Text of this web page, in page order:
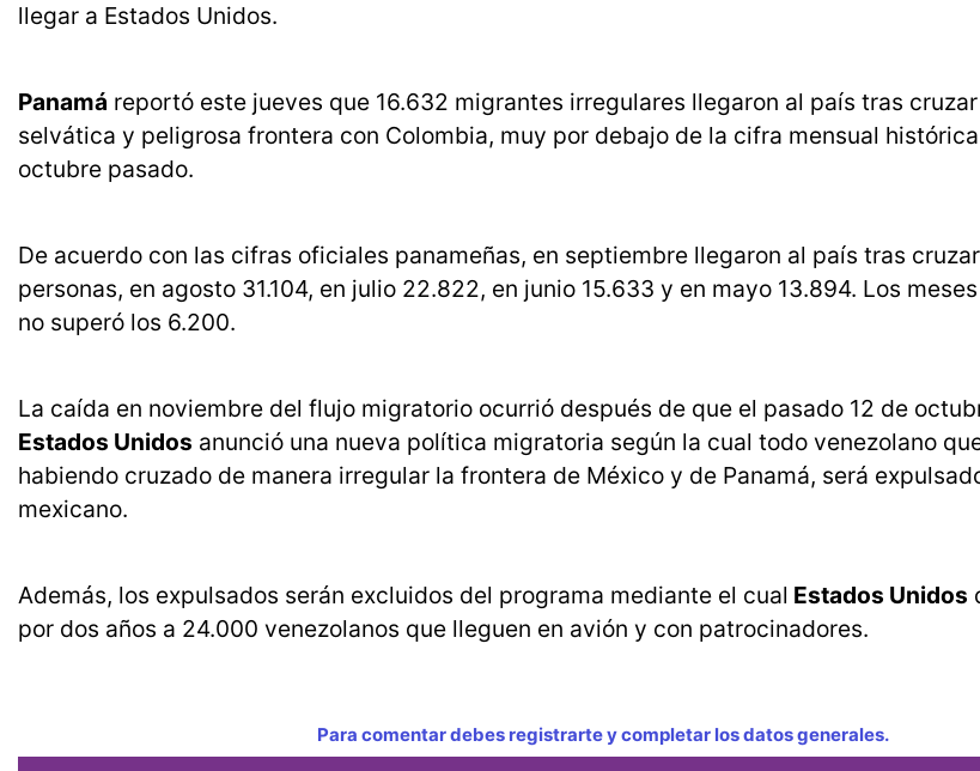
llegar a Estados Unidos.
Panamá reportó este jueves que 16.632 migrantes irregulares llegaron al país tras
selvática y peligrosa frontera con Colombia, muy por debajo de la cifra mensual
octubre pasado.
De acuerdo con las cifras oficiales panameñas, en septiembre llegaron al país tras
personas, en agosto 31.104, en julio 22.822, en junio 15.633 y en mayo 13.894. Los
no superó los 6.200.
La caída en noviembre del flujo migratorio ocurrió después de que el pasado 12 de
Estados Unidos anunció una nueva política migratoria según la cual todo venezolano
habiendo cruzado de manera irregular la frontera de México y de Panamá, será
mexicano.
Además, los expulsados serán excluidos del programa mediante el cual Estados Unidos
por dos años a 24.000 venezolanos que lleguen en avión y con patrocinadores.
Para comentar debes registrarte y completar los datos generales.